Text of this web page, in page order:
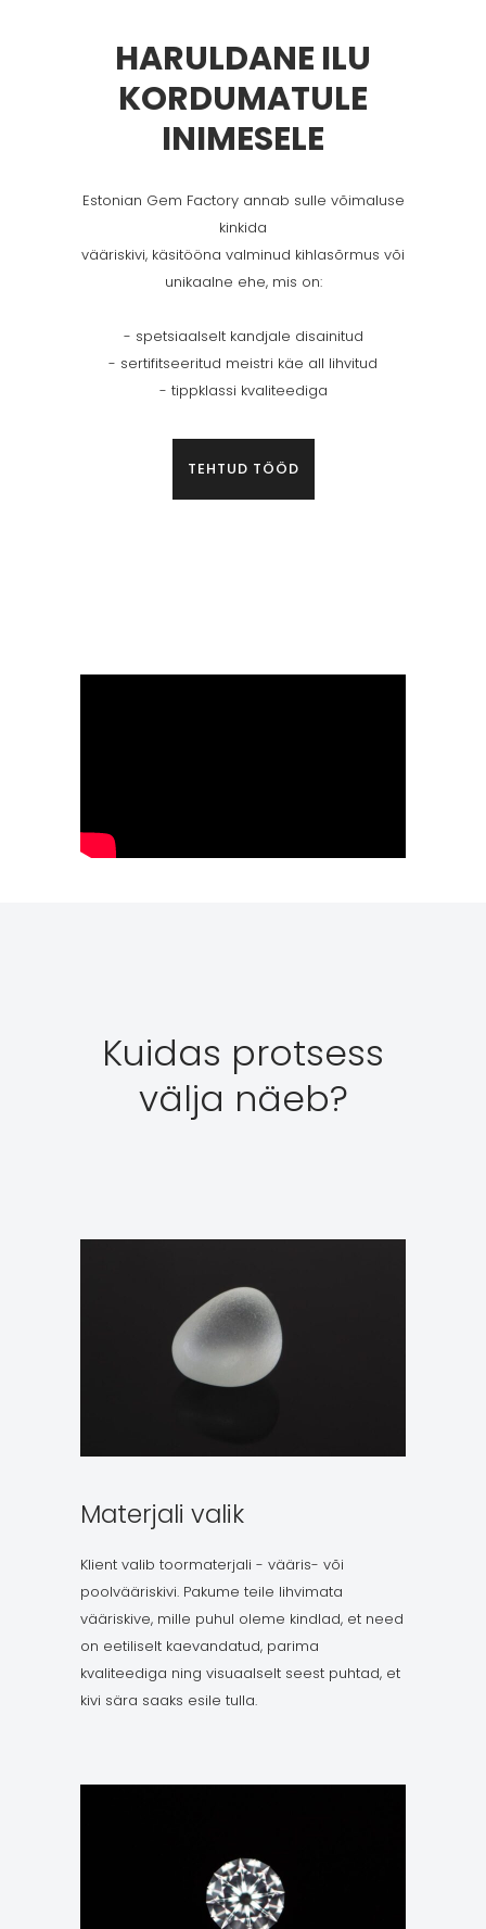
HARULDANE ILU
KORDUMATULE
INIMESELE
Estonian Gem Factory annab sulle võimaluse
kinkida
vääriskivi, käsitööna valminud kihlasõrmus või
unikaalne ehe, mis on:
- spetsiaalselt kandjale disainitud
- sertifitseeritud meistri käe all lihvitud
- tippklassi kvaliteediga
TEHTUD TÖÖD
Kuidas protsess
välja näeb?
Materjali valik
Klient valib toormaterjali - vääris- või
poolvääriskivi. Pakume teile lihvimata
vääriskive, mille puhul oleme kindlad, et need
on eetiliselt kaevandatud, parima
kvaliteediga ning visuaalselt seest puhtad, et
kivi sära saaks esile tulla.